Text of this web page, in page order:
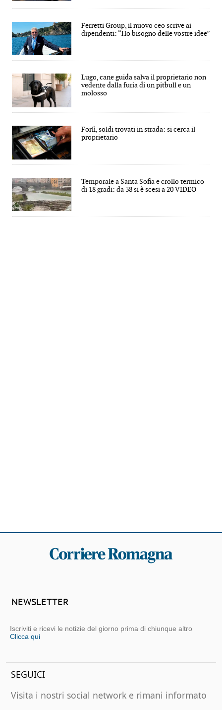
Ferretti Group, il nuovo ceo scrive ai
dipendenti: “Ho bisogno delle vostre idee”
Lugo, cane guida salva il proprietario non
vedente dalla furia di un pitbull e un
molosso
Forlì, soldi trovati in strada: si cerca il
proprietario
Temporale a Santa Sofia e crollo termico
di 18 gradi: da 38 si è scesi a 20 VIDEO
NEWSLETTER
Iscriviti e ricevi le notizie del giorno prima di chiunque altro
Clicca qui
SEGUICI
Visita i nostri social network e rimani informato